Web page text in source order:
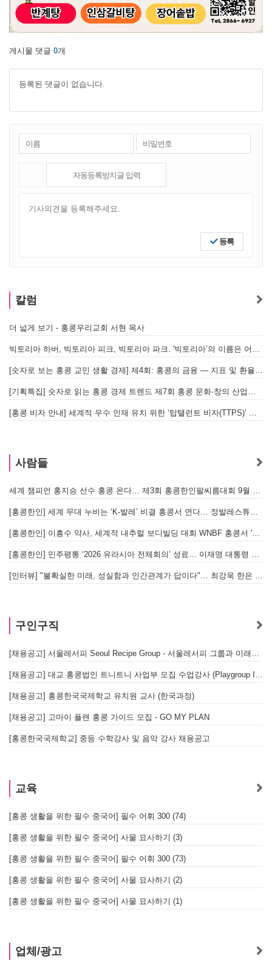
게시물 댓글 0개
등록된 댓글이 없습니다.
등록
칼럼
더 넓게 보기 - 홍콩우리교회 서현 목사
빅토리아 하버, 빅토리아 피크, 빅토리아 파크. '빅토리아’의 이름은 어떻게 온 걸까? - [이승권 원장의 생활칼럼]
[숫자로 보는 홍콩 교민 생활 경제] 제4회: 홍콩의 금융 — 지표 및 환율, MPF 운영 현황
[기획특집] 숫자로 읽는 홍콩 경제 트렌드 제7회 홍콩 문화·창의 산업의 구조와 분야별 동향
[홍콩 비자 안내] 세계적 우수 인재 유치 위한 ‘탑탤런트 비자(TTPS)’ 주요 요건
사람들
세계 챔피언 홍지승 선수 홍콩 온다… 제3회 홍콩한인팔씨름대회 9월 12일 개최
[홍콩한인] 세계 무대 누비는 ‘K-발레’ 비결 홍콩서 연다… 정발레스튜디오 개원
[홍콩한인] 이흥수 약사, 세계적 내추럴 보디빌딩 대회 WNBF 홍콩서 '마스터 부문 1위' 기염
[홍콩한인] 민주평통 ‘2026 유라시아 전체회의’ 성료… 이재명 대통령 참석으로 의미 더해
[인터뷰] "불확실한 미래, 성실함과 인간관계가 답이다"… 최강욱 한은 부소장이 청소년들에게 전하는 응원
구인구직
[채용공고] 서울레서피 Seoul Recipe Group - 서울레서피 그룹과 미래를 함께할 유능한 인재를 모십니다
[채용공고] 대교 홍콩법인 트니트니 사업부 모집 수업강사 (Playgroup Instructor)
[채용공고] 홍콩한국국제학교 유치원 교사 (한국과정)
[채용공고] 고마이 플랜 홍콩 가이드 모집 - GO MY PLAN
[홍콩한국국제학교] 중등 수학강사 및 음악 강사 채용공고
교육
[홍콩 생활을 위한 필수 중국어] 필수 어휘 300 (74)
[홍콩 생활을 위한 필수 중국어] 사물 묘사하기 (3)
[홍콩 생활을 위한 필수 중국어] 필수 어휘 300 (73)
[홍콩 생활을 위한 필수 중국어] 사물 묘사하기 (2)
[홍콩 생활을 위한 필수 중국어] 사물 묘사하기 (1)
업체/광고